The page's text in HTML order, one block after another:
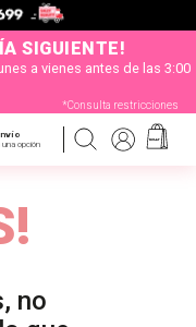
SIGUIENTE!
a vienes antes de las 3:00
*Consulta restricciones
una opción